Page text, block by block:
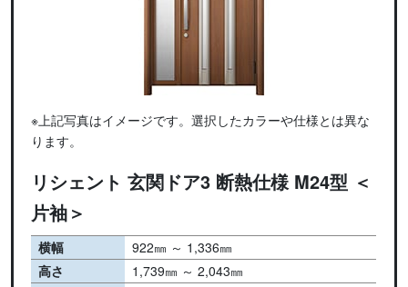
※上記写真はイメージです。選択したカラーや仕様とは異な
ります。
リシェント 玄関ドア3 断熱仕様 M24型 ＜
片袖＞
横幅
922㎜ ～ 1,336㎜
高さ
1,739㎜ ～ 2,043㎜